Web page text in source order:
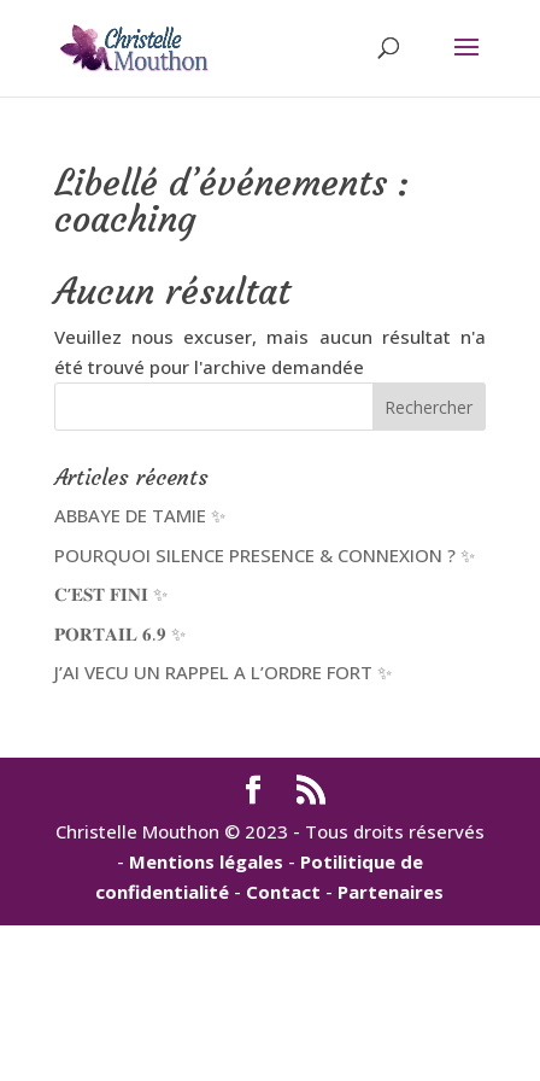
Libellé d’événements :
coaching
Aucun résultat
Veuillez nous excuser, mais aucun résultat n'a
été trouvé pour l'archive demandée
Articles récents
ABBAYE DE TAMIE ✨
POURQUOI SILENCE PRESENCE & CONNEXION ? ✨
𝐂’𝐄𝐒𝐓 𝐅𝐈𝐍𝐈 ✨
𝐏𝐎𝐑𝐓𝐀𝐈𝐋 𝟔.𝟗 ✨
J’AI VECU UN RAPPEL A L’ORDRE FORT ✨
Christelle Mouthon © 2023 - Tous droits réservés
- Mentions légales - Potilitique de
confidentialité - Contact - Partenaires